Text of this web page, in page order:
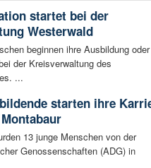
startet bei der
Westerwald
beginnen ihre Ausbildung
der Kreisverwaltung des
...
starten ihre
13 junge Menschen von der
Genossenschaften (ADG) in